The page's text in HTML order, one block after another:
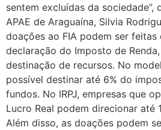
sentem excluídas da sociedade”,
APAE de Araguaína, Silvia
doações ao FIA podem ser feitas
declaração do Imposto de
destinação de recursos. No
possível destinar até 6% do
fundos. No IRPJ, empresas que
Lucro Real podem direcionar até
Além disso, as doações podem